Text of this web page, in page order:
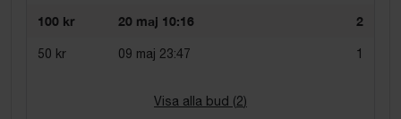
100 kr 20 maj 10:16 2
50 kr 09 maj 23:47 1
Visa alla bud (2)